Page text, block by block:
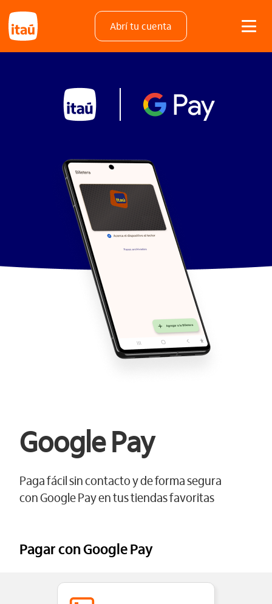
Abrí tu cuenta
Google Pay
Paga fácil sin contacto y de forma segura
con Google Pay en tus tiendas favoritas
Pagar con Google Pay